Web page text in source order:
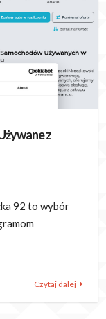
z
92 to wybór
Czytaj dalej